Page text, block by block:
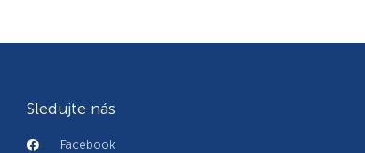
Sledujte nás
Facebook